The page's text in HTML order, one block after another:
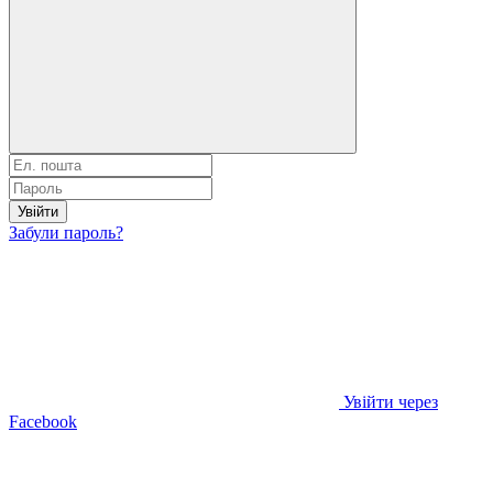
Увійти
Забули пароль?
Увійти через
Facebook